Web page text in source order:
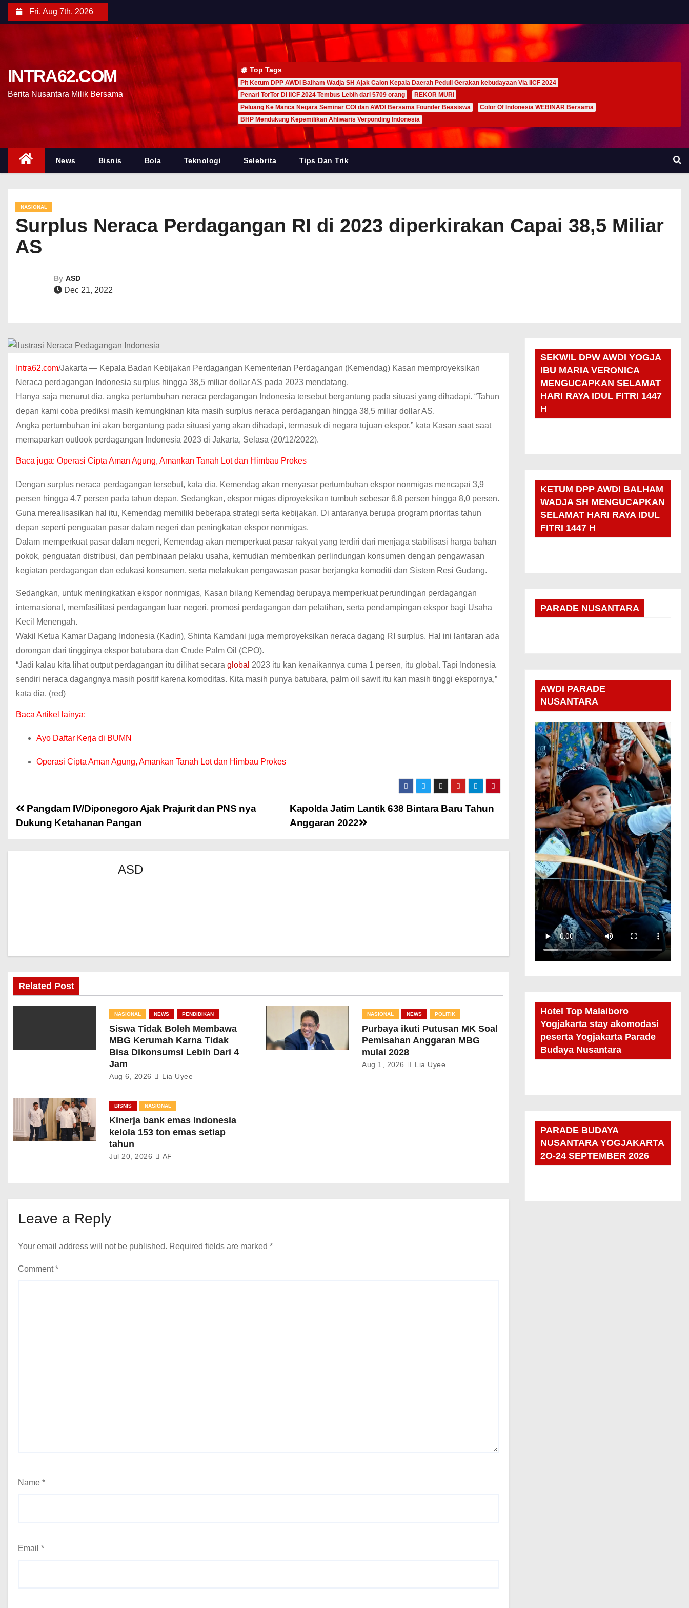
Fri. Aug 7th, 2026
INTRA62.COM
Berita Nusantara Milik Bersama
Top Tags
Plt Ketum DPP AWDI Balham Wadja SH Ajak Calon Kepala Daerah Peduli Gerakan kebudayaan Via IICF 2024
Penari TorTor Di IICF 2024 Tembus Lebih dari 5709 orang
REKOR MURI
Peluang Ke Manca Negara Seminar COI dan AWDI Bersama Founder Beasiswa
Color Of Indonesia WEBINAR Bersama
BHP Mendukung Kepemilikan Ahliwaris Verponding Indonesia
News Bisnis Bola Teknologi Selebrita Tips Dan Trik
NASIONAL
Surplus Neraca Perdagangan RI di 2023 diperkirakan Capai 38,5 Miliar
AS
By ASD
Dec 21, 2022
Intra62.com/Jakarta — Kepala Badan Kebijakan Perdagangan Kementerian Perdagangan (Kemendag) Kasan memproyeksikan
Neraca perdagangan Indonesia surplus hingga 38,5 miliar dollar AS pada 2023 mendatang.
Hanya saja menurut dia, angka pertumbuhan neraca perdagangan Indonesia tersebut bergantung pada situasi yang dihadapi. “Tahun
depan kami coba prediksi masih kemungkinan kita masih surplus neraca perdagangan hingga 38,5 miliar dollar AS.
Angka pertumbuhan ini akan bergantung pada situasi yang akan dihadapi, termasuk di negara tujuan ekspor,” kata Kasan saat saat
memaparkan outlook perdagangan Indonesia 2023 di Jakarta, Selasa (20/12/2022).
Baca juga: Operasi Cipta Aman Agung, Amankan Tanah Lot dan Himbau Prokes
Dengan surplus neraca perdagangan tersebut, kata dia, Kemendag akan menyasar pertumbuhan ekspor nonmigas mencapai 3,9
persen hingga 4,7 persen pada tahun depan. Sedangkan, ekspor migas diproyeksikan tumbuh sebesar 6,8 persen hingga 8,0 persen.
Guna merealisasikan hal itu, Kemendag memiliki beberapa strategi serta kebijakan. Di antaranya berupa program prioritas tahun
depan seperti penguatan pasar dalam negeri dan peningkatan ekspor nonmigas.
Dalam memperkuat pasar dalam negeri, Kemendag akan memperkuat pasar rakyat yang terdiri dari menjaga stabilisasi harga bahan
pokok, penguatan distribusi, dan pembinaan pelaku usaha, kemudian memberikan perlindungan konsumen dengan pengawasan
kegiatan perdagangan dan edukasi konsumen, serta melakukan pengawasan pasar berjangka komoditi dan Sistem Resi Gudang.
Sedangkan, untuk meningkatkan ekspor nonmigas, Kasan bilang Kemendag berupaya memperkuat perundingan perdagangan
internasional, memfasilitasi perdagangan luar negeri, promosi perdagangan dan pelatihan, serta pendampingan ekspor bagi Usaha
Kecil Menengah.
Wakil Ketua Kamar Dagang Indonesia (Kadin), Shinta Kamdani juga memproyeksikan neraca dagang RI surplus. Hal ini lantaran ada
dorongan dari tingginya ekspor batubara dan Crude Palm Oil (CPO).
“Jadi kalau kita lihat output perdagangan itu dilihat secara global 2023 itu kan kenaikannya cuma 1 persen, itu global. Tapi Indonesia
sendiri neraca dagangnya masih positif karena komoditas. Kita masih punya batubara, palm oil sawit itu kan masih tinggi ekspornya,”
kata dia. (red)
Baca Artikel lainya:
Ayo Daftar Kerja di BUMN
Operasi Cipta Aman Agung, Amankan Tanah Lot dan Himbau Prokes
Kapolda Jatim Lantik 638 Bintara Baru Tahun
Anggaran 2022
Pangdam IV/Diponegoro Ajak Prajurit dan PNS nya
Dukung Ketahanan Pangan
ASD
Related Post
NASIONAL NEWS PENDIDIKAN
Siswa Tidak Boleh Membawa
MBG Kerumah Karna Tidak
Bisa Dikonsumsi Lebih Dari 4
Jam
Aug 6, 2026 Lia Uyee
NASIONAL NEWS POLITIK
Purbaya ikuti Putusan MK Soal
Pemisahan Anggaran MBG
mulai 2028
Aug 1, 2026 Lia Uyee
BISNIS NASIONAL
Kinerja bank emas Indonesia
kelola 153 ton emas setiap
tahun
Jul 20, 2026 AF
Leave a Reply
Your email address will not be published. Required fields are marked *
Comment*
Name *
Email *
SEKWIL DPW AWDI YOGJA
IBU MARIA VERONICA
MENGUCAPKAN SELAMAT
HARI RAYA IDUL FITRI 1447
H
KETUM DPP AWDI BALHAM
WADJA SH MENGUCAPKAN
SELAMAT HARI RAYA IDUL
FITRI 1447 H
PARADE NUSANTARA
AWDI PARADE
NUSANTARA
Hotel Top Malaiboro
Yogjakarta stay akomodasi
peserta Yogjakarta Parade
Budaya Nusantara
PARADE BUDAYA
NUSANTARA YOGJAKARTA
2O-24 SEPTEMBER 2026